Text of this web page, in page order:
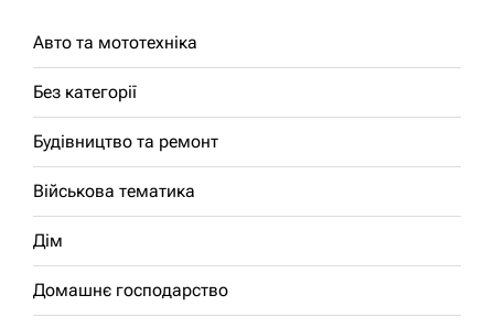
Авто та мототехніка
Без категорії
Будівництво та ремонт
Військова тематика
Дім
Домашнє господарство